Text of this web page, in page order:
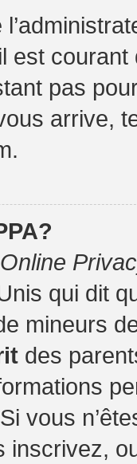
est
pas
arrive,
qui dit
mineurs
des
vous
inscrivez,